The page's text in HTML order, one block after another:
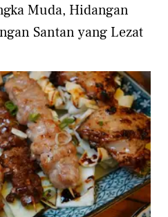
Muda, Hidangan
Santan yang Lezat